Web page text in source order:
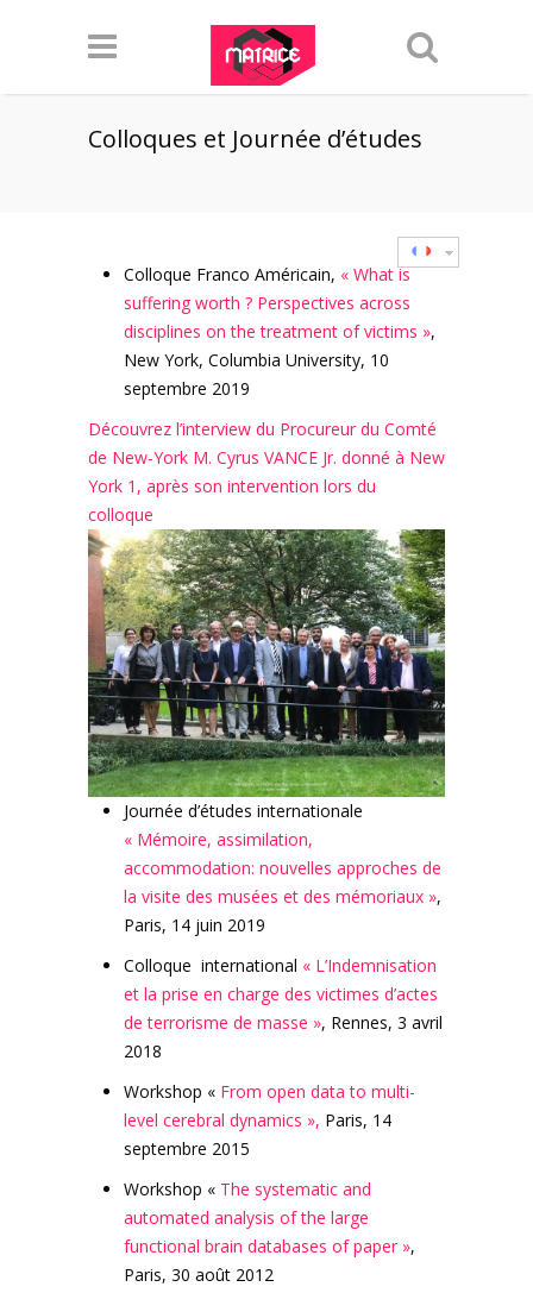
Colloques et Journée d’études
Colloque Franco Américain, « What is
suffering worth ? Perspectives across
disciplines on the treatment of victims »,
New York, Columbia University, 10
septembre 2019
Découvrez l’interview du Procureur du Comté
de New-York M. Cyrus VANCE Jr. donné à New
York 1, après son intervention lors du
colloque
Journée d’études internationale
« Mémoire, assimilation,
accommodation: nouvelles approches de
la visite des musées et des mémoriaux »,
Paris, 14 juin 2019
Colloque international « L’Indemnisation
et la prise en charge des victimes d’actes
de terrorisme de masse », Rennes, 3 avril
2018
Workshop « From open data to multi-
level cerebral dynamics », Paris, 14
septembre 2015
Workshop « The systematic and
automated analysis of the large
functional brain databases of paper »,
Paris, 30 août 2012